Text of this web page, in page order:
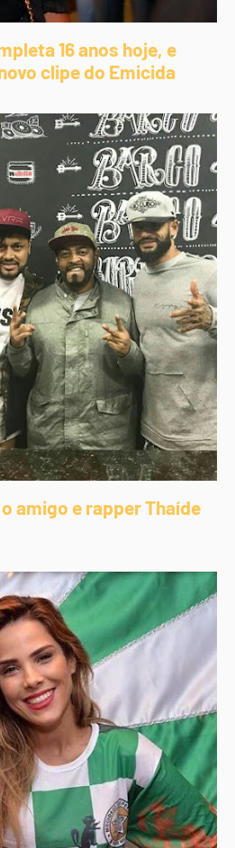
16 anos hoje, e
clipe do Emicida
amigo e rapper Thaíde